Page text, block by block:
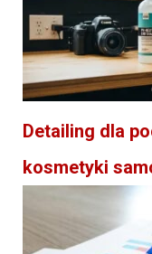
Detailing dla
kosmetyki